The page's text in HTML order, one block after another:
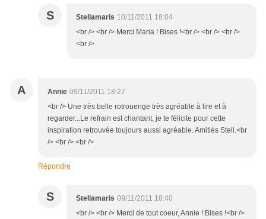
S Stellamaris 10/11/2011 18:04
<br /> <br /> Merci Maria ! Bises !<br /> <br /> <br />
<br />
A Annie 09/11/2011 18:27
<br /> Une très belle rotrouenge très agréable à lire et à
regarder...Le refrain est chantant, je te félicite pour cette
inspiration retrouvée toujours aussi agréable. Amitiés Stell.<br
/> <br /> <br />
Répondre
S Stellamaris 09/11/2011 18:40
<br /> <br /> Merci de tout coeur, Annie ! Bises !<br />